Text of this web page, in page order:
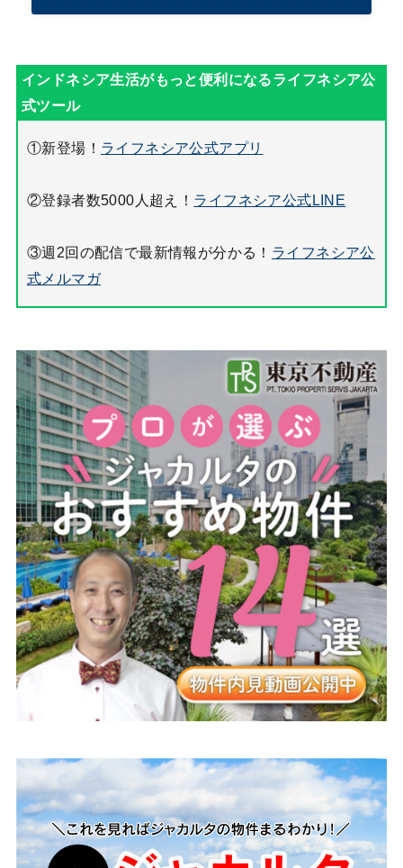
①新登場！ ライフネシア公式アプリ
②登録者数5000人超え！ ライフネシア公式LINE
③週2回の配信で最新情報が分かる！ ライフネシア公
式メルマガ